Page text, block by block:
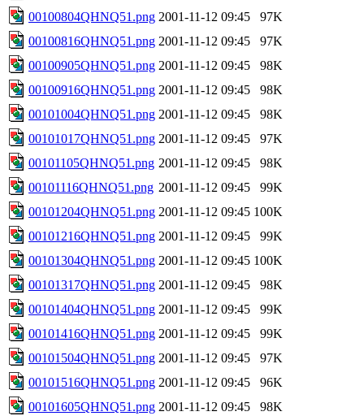
00100804QHNQ51.png 2001-11-12 09:45
97K
00100816QHNQ51.png 2001-11-12 09:45
97K
00100905QHNQ51.png 2001-11-12 09:45
98K
00100916QHNQ51.png 2001-11-12 09:45
98K
00101004QHNQ51.png 2001-11-12 09:45
98K
00101017QHNQ51.png 2001-11-12 09:45
97K
00101105QHNQ51.png 2001-11-12 09:45
98K
00101116QHNQ51.png 2001-11-12 09:45
99K
00101204QHNQ51.png 2001-11-12 09:45 100K
00101216QHNQ51.png 2001-11-12 09:45
99K
00101304QHNQ51.png 2001-11-12 09:45 100K
00101317QHNQ51.png 2001-11-12 09:45
98K
00101404QHNQ51.png 2001-11-12 09:45
99K
00101416QHNQ51.png 2001-11-12 09:45
99K
00101504QHNQ51.png 2001-11-12 09:45
97K
00101516QHNQ51.png 2001-11-12 09:45
96K
00101605QHNQ51.png 2001-11-12 09:45
98K